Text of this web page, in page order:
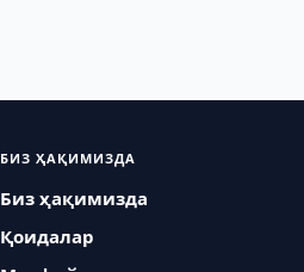
БИЗ ҲАҚИМИЗДА
Биз ҳақимизда
Қоидалар